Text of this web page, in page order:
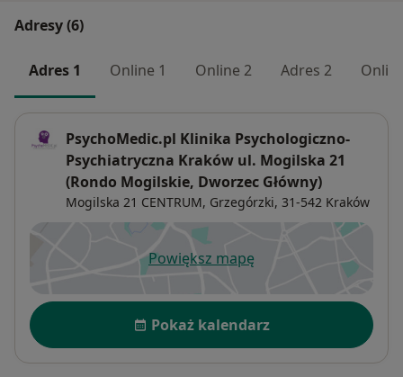
Adresy (6)
Adres 1 Online 1 Online 2 Adres 2
PsychoMedic.pl Klinika Psychologiczno-
Psychiatryczna Kraków ul. Mogilska 21
(Rondo Mogilskie, Dworzec Główny)
Mogilska 21 CENTRUM, Grzegórzki, 31-542 Kraków
Powiększ mapęotwiera się w nowej karcie
Dostępność
Pokaż kalendarz